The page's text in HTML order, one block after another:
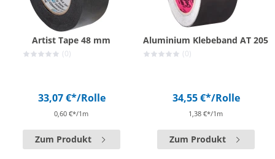
Artist Tape 48 mm
(0)
33,07 €*/Rolle
0,60 €*/1m
Zum Produkt
Aluminium Klebeband AT 205
(0)
34,55 €*/Rolle
1,38 €*/1m
Zum Produkt